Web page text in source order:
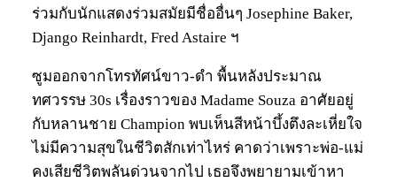
ร่วมกับนักแสดงร่วมสมัยมีชื่ออื่นๆ Josephine Baker,
Django Reinhardt, Fred Astaire ฯ
ซูมออกจากโทรทัศน์ขาว-ดำ พื้นหลังประมาณ
ทศวรรษ 30s เรื่องราวของ Madame Souza อาศัยอยู่
กับหลานชาย Champion พบเห็นสีหน้าบึ้งตึงละเหี่ยใจ
ไม่มีความสุขในชีวิตสักเท่าไหร่ คาดว่าเพราะพ่อ-แม่
คงเสียชีวิตพลันด่วนจากไป เธอจึงพยายามเข้าหา